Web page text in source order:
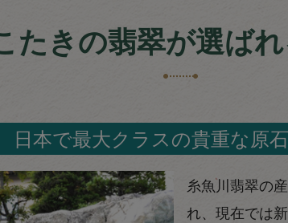
たきの翡翠が選ば
日本で最大クラスの貴重な原
糸魚川翡翠の
れ、現在では